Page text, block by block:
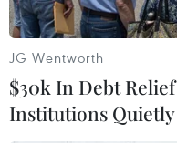
TIN CÙNG
JG Wentworth
$30k In Debt
Institutions